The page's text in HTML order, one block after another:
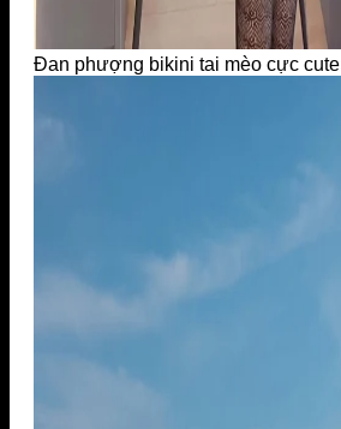
Đan phượng bikini tai mèo cực cute